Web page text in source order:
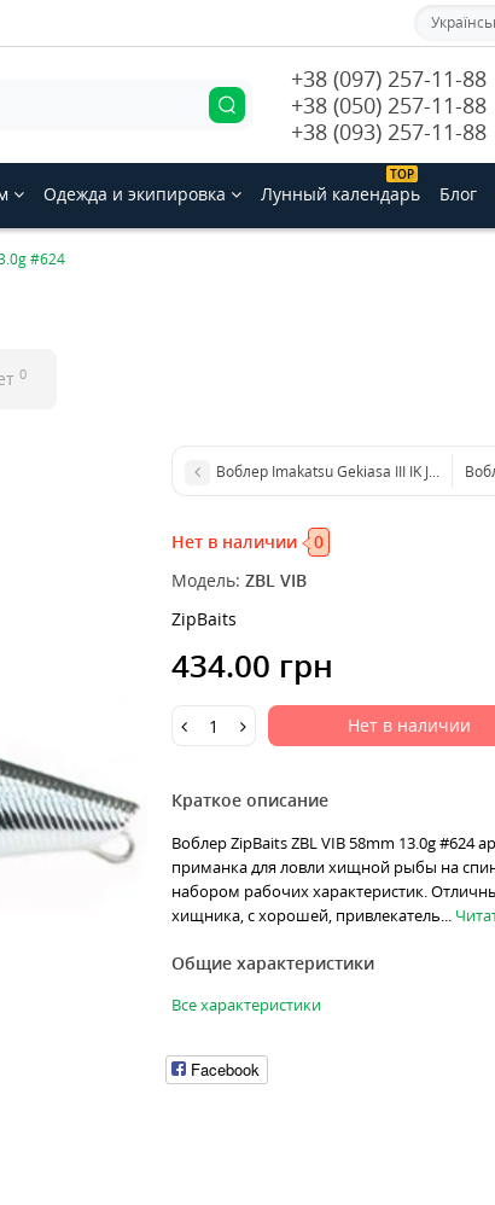
+38 (097) 257-11-88
+38 (050) 257-11-88
+38 (093) 257-11-88
Одежда и экипировка
ТОP
Лунный календарь Блог
#624
0
Воблер Imakatsu Gekiasa III IK Jerk
Нет в наличии 0
Модель: ZBL VIB
ZipBaits
434.00 грн
Нет в наличии
Краткое описание
Воблер ZipBaits ZBL VIB 58mm 13.0g #624
приманка для ловли хищной рыбы на
набором рабочих характеристик.
хищника, с хорошей, привлекатель...
Общие характеристики
Все характеристики
Facebook